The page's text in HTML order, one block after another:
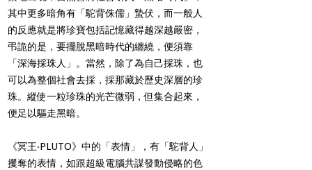
其中更多暗角有「駝背侏儒」蟄伏，而一般人
的反應就是將珍寶包括記憶藏得越深越嚴密，
弔詭的是，要擺脫黑暗時代的纏繞，便須靠
「深海採珠人」。當然，除了為自己採珠，也
可以為整個社會去採，採那藏於歷史深層的珍
珠。縱使一粒珍珠的光芒微弱，但集合起來，
便足以驅走黑暗。
《冥王‧PLUTO》中的「表情」，有「駝背人」
攫奪的表情，如跟超級電腦共謀發動侵略的色